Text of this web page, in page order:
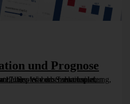
und Prognose
Simulation und KI-gestützte [...]